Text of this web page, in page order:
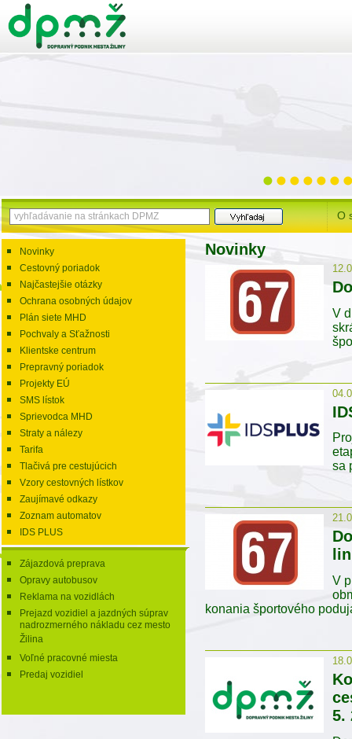
O
Novinky
Cestovný poriadok
Najčastejšie otázky
Ochrana osobných údajov
Plán siete MHD
Pochvaly a Sťažnosti
Klientske centrum
Prepravný poriadok
Projekty EÚ
SMS lístok
Sprievodca MHD
Straty a nálezy
Tarifa
Tlačivá pre cestujúcich
Vzory cestovných lístkov
Zaujímavé odkazy
Zoznam automatov
IDS PLUS
Zájazdová preprava
Opravy autobusov
Reklama na vozidlách
Prejazd vozidiel a jazdných súprav
nadrozmerného nákladu cez mesto
Žilina
Voľné pracovné miesta
Predaj vozidiel
Novinky
V
sa
V
konania športového
5.